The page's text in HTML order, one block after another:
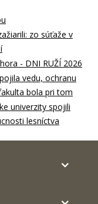
zo súťaže v
- DNI RUŽÍ 2026
vedu, ochranu
bola pri tom
univerzity spojili
lesníctva